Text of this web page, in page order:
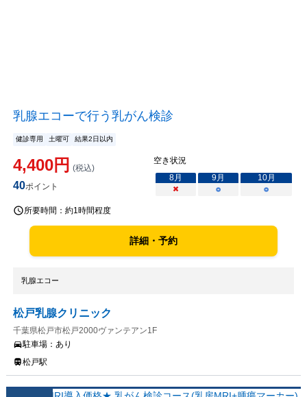
乳腺エコーで行う乳がん検診
健診専用 土曜可 結果2日以内
4,400円 (税込)
40ポイント
空き状況
8月 9月 10月
×
○ ○
所要時間： 約1時間程度
詳細・予約
乳腺エコー
松戸乳腺クリニック
千葉県松戸市松戸2000ヴァンテアン1F
駐車場： あり
松戸駅